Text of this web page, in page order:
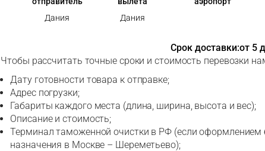
Дания
Дания
Срок доставки:от 5
Чтобы рассчитать точные сроки и стоимость перевозки
Дату готовности товара к отправке;
Адрес погрузки;
Габариты каждого места (длина, ширина, высота и вес);
Описание и стоимость;
Терминал таможенной очистки в РФ (если оформлением
назначения в Москве – Шереметьево);